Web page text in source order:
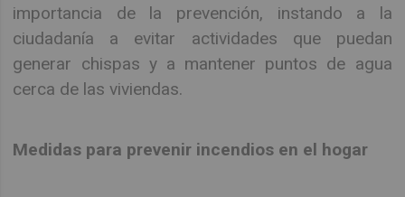
importancia de la prevención, instando a la
ciudadanía a evitar actividades que puedan
generar chispas y a mantener puntos de agua
cerca de las viviendas.
Medidas para prevenir incendios en el hogar